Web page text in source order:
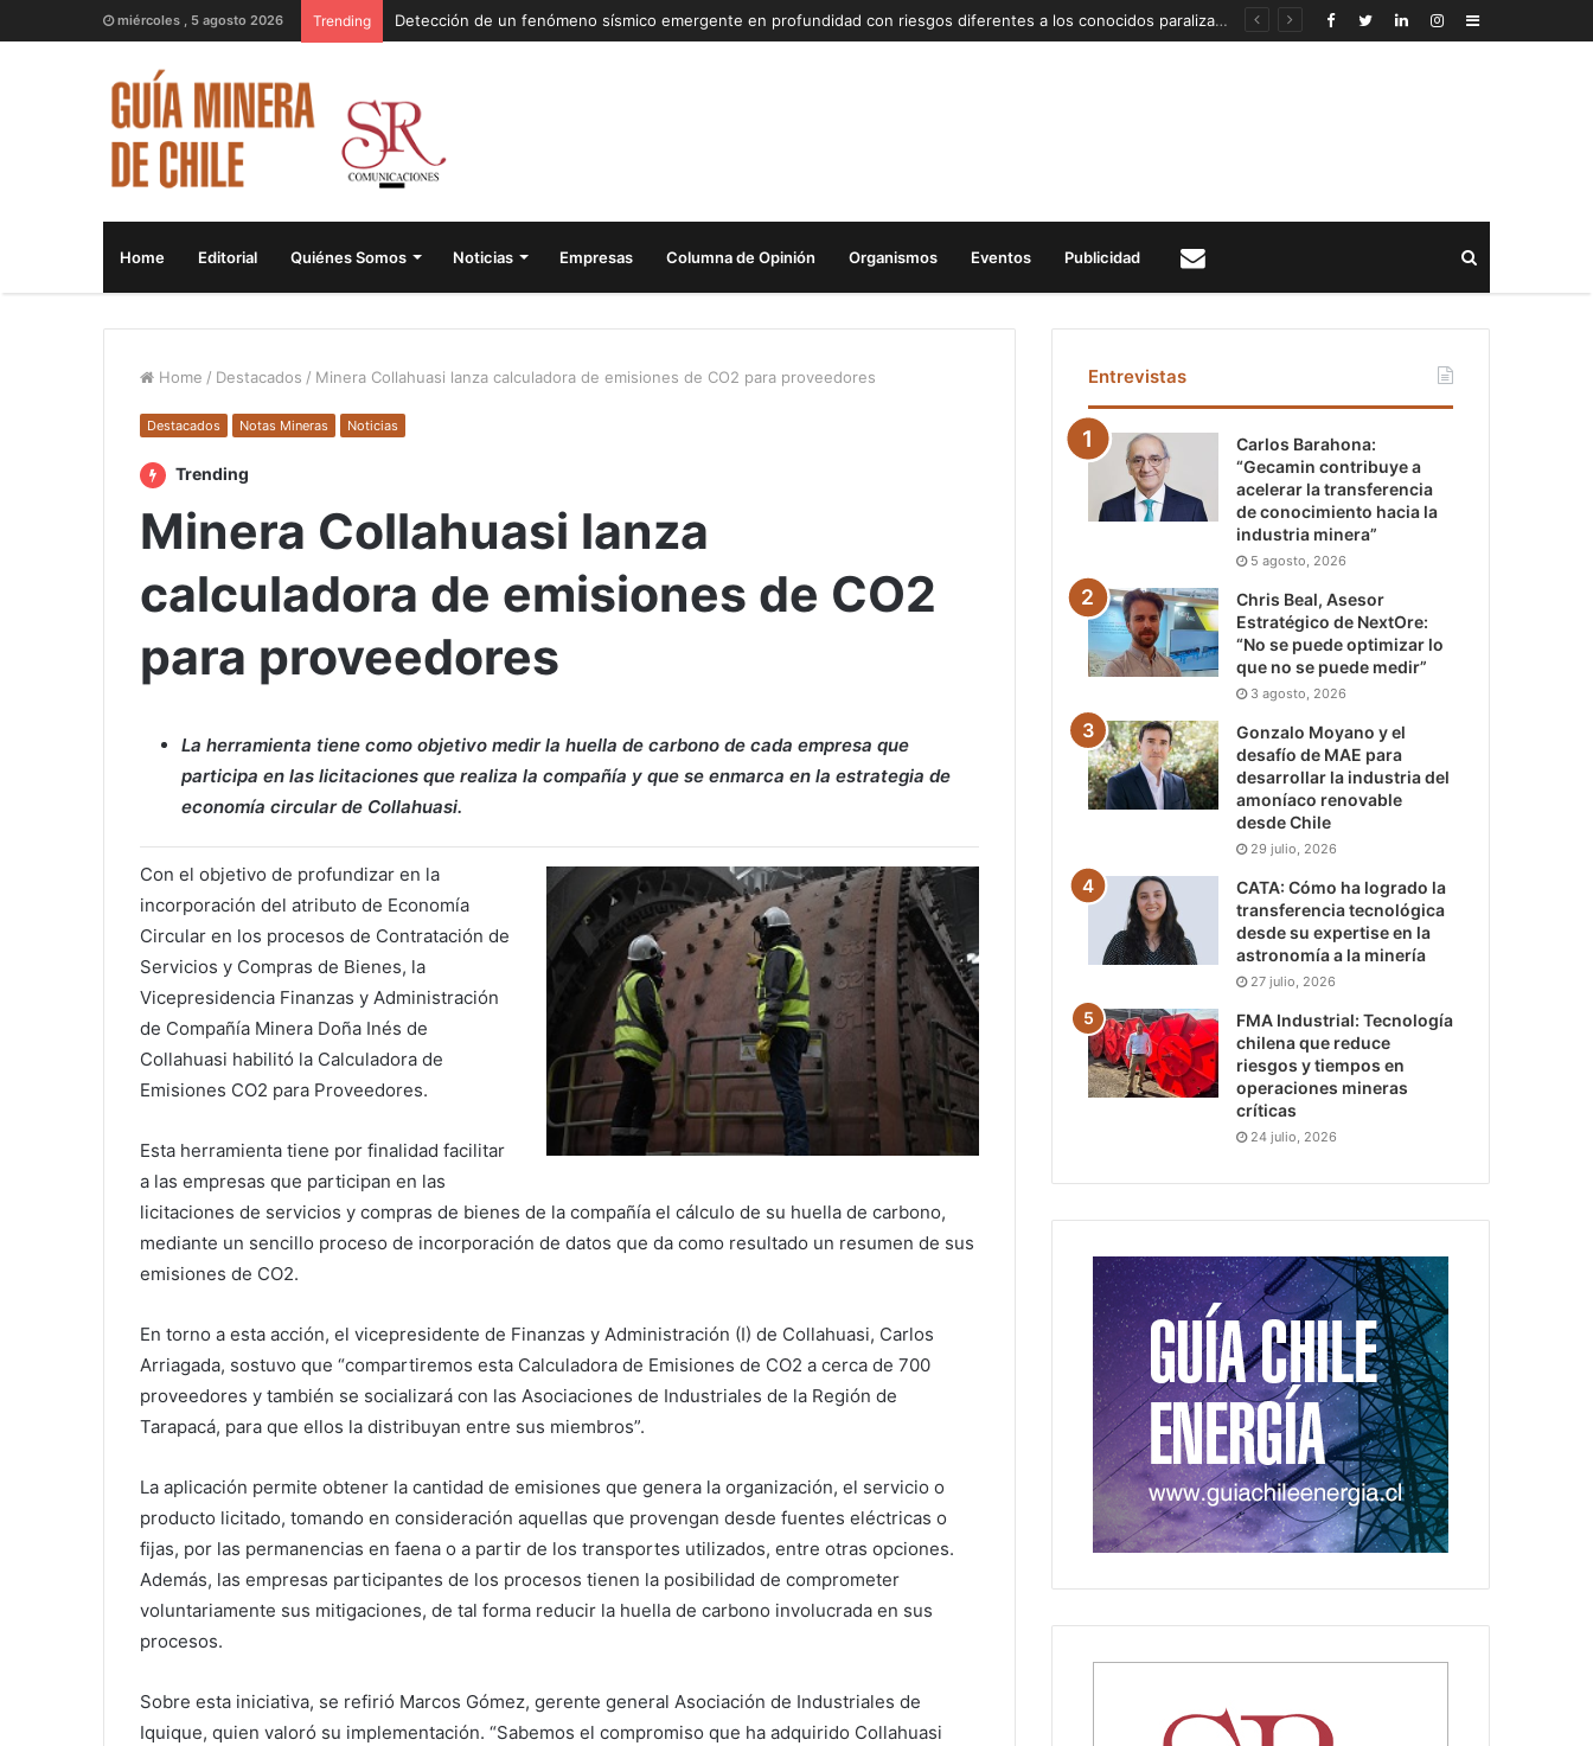
miércoles , 5 agosto 2026 Trending Detección de un fenómeno sísmico emergente en profundidad con riesgos diferentes a los conocidos paraliza Andes Norte Sidebar
Home Editorial Quiénes Somos Noticias Empresas Columna de Opinión Organismos Eventos Publicidad
Home / Destacados / Minera Collahuasi lanza calculadora de emisiones de CO2 para proveedores
Destacados Notas Mineras Noticias
Trending
Minera Collahuasi lanza
calculadora de emisiones de CO2
para proveedores
La herramienta tiene como objetivo medir la huella de carbono de cada empresa que
participa en las licitaciones que realiza la compañía y que se enmarca en la estrategia de
economía circular de Collahuasi.
Con el objetivo de profundizar en la
incorporación del atributo de Economía
Circular en los procesos de Contratación de
Servicios y Compras de Bienes, la
Vicepresidencia Finanzas y Administración
de Compañía Minera Doña Inés de
Collahuasi habilitó la Calculadora de
Emisiones CO2 para Proveedores.
Esta herramienta tiene por finalidad facilitar
a las empresas que participan en las
licitaciones de servicios y compras de bienes de la compañía el cálculo de su huella de carbono,
mediante un sencillo proceso de incorporación de datos que da como resultado un resumen de sus
emisiones de CO2.
En torno a esta acción, el vicepresidente de Finanzas y Administración (I) de Collahuasi, Carlos
Arriagada, sostuvo que “compartiremos esta Calculadora de Emisiones de CO2 a cerca de 700
proveedores y también se socializará con las Asociaciones de Industriales de la Región de
Tarapacá, para que ellos la distribuyan entre sus miembros”.
La aplicación permite obtener la cantidad de emisiones que genera la organización, el servicio o
producto licitado, tomando en consideración aquellas que provengan desde fuentes eléctricas o
fijas, por las permanencias en faena o a partir de los transportes utilizados, entre otras opciones.
Además, las empresas participantes de los procesos tienen la posibilidad de comprometer
voluntariamente sus mitigaciones, de tal forma reducir la huella de carbono involucrada en sus
procesos.
Sobre esta iniciativa, se refirió Marcos Gómez, gerente general Asociación de Industriales de
Iquique, quien valoró su implementación. “Sabemos el compromiso que ha adquirido Collahuasi
Entrevistas
Carlos Barahona:
“Gecamin contribuye a
acelerar la transferencia
de conocimiento hacia la
industria minera”
5 agosto, 2026
Chris Beal, Asesor
Estratégico de NextOre:
“No se puede optimizar lo
que no se puede medir”
3 agosto, 2026
Gonzalo Moyano y el
desafío de MAE para
desarrollar la industria del
amoníaco renovable
desde Chile
29 julio, 2026
CATA: Cómo ha logrado la
transferencia tecnológica
desde su expertise en la
astronomía a la minería
27 julio, 2026
FMA Industrial: Tecnología
chilena que reduce
riesgos y tiempos en
operaciones mineras
críticas
24 julio, 2026